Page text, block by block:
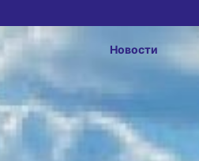
Новости
30 мая 2026 г., 09:18